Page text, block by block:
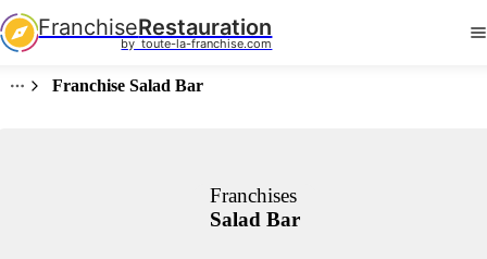
FranchiseRestauration
by  toute-la-franchise.com
Franchise Salad Bar
Franchises
Salad Bar